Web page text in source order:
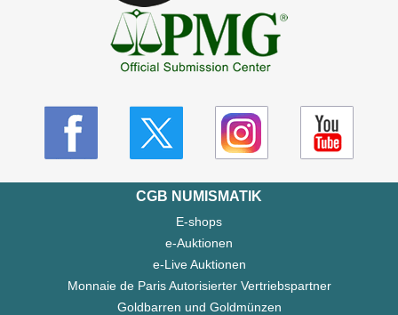
CGB NUMISMATIK
E-shops
e-Auktionen
e-Live Auktionen
Monnaie de Paris Autorisierter Vertriebspartner
Goldbarren und Goldmünzen